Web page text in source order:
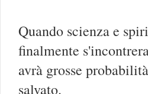
Quando scienza e
finalmente
avrà grosse
salvato.